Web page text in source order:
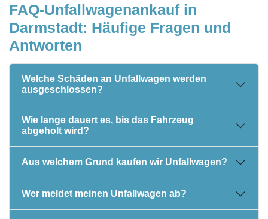
FAQ-Unfallwagenankauf in
Darmstadt: Häufige Fragen und
Antworten
Welche Schäden an Unfallwagen werden
ausgeschlossen?
Wie lange dauert es, bis das Fahrzeug
abgeholt wird?
Aus welchem Grund kaufen wir Unfallwagen?
Wer meldet meinen Unfallwagen ab?